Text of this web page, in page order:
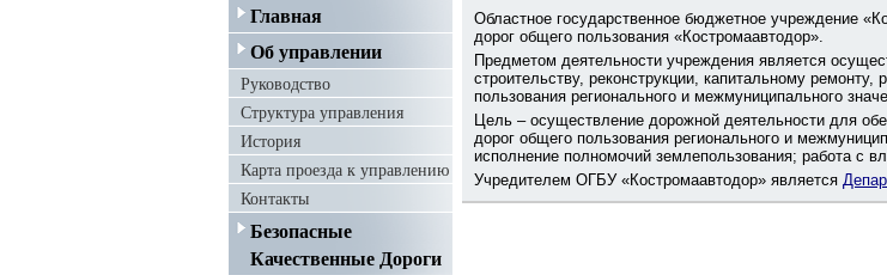
Главная
Об управлении
Руководство
Структура управления
История
Карта проезда к управлению
Контакты
Безопасные
Качественные Дороги
Областное государственное бюджетное учреждение
дорог общего пользования «Костромаавтодор».
Предметом деятельности учреждения является
строительству, реконструкции, капитальному
пользования регионального и межмуниципального
Цель – осуществление дорожной деятельности для
дорог общего пользования регионального и
исполнение полномочий землепользования; работа с
Учредителем ОГБУ «Костромаавтодор» является